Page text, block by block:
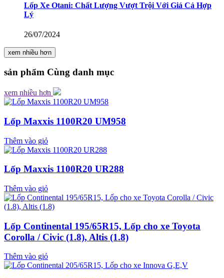
Lốp Xe Otani: Chất Lượng Vượt Trội Với Giá Cả Hợp
Lý
26/07/2024
xem nhiều hơn
sản phẩm Cùng danh mục
xem nhiều hơn
Lốp Maxxis 1100R20 UM958
Thêm vào giỏ
Lốp Maxxis 1100R20 UR288
Thêm vào giỏ
Lốp Continental 195/65R15, Lốp cho xe Toyota
Corolla / Civic (1.8), Altis (1.8)
Thêm vào giỏ